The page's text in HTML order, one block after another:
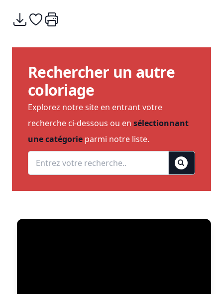
Télécharger
Ajouter à mes coups de coeurs
Imprimer
Rechercher un autre
coloriage
Explorez notre site en entrant votre
recherche ci-dessous ou en sélectionnant
une catégorie parmi notre liste.